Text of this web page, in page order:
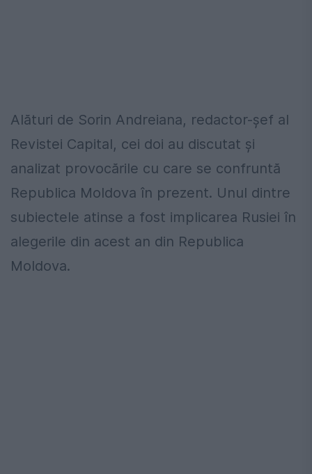
Alături de Sorin Andreiana, redactor-șef al
Revistei Capital, cei doi au discutat și
analizat provocările cu care se confruntă
Republica Moldova în prezent. Unul dintre
subiectele atinse a fost implicarea Rusiei în
alegerile din acest an din Republica
Moldova.